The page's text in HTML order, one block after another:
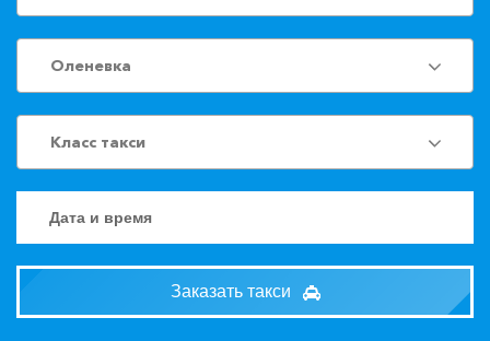
Оленевка
Класс такси
Заказать такси